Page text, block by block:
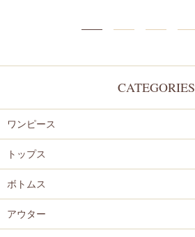
CATEGORIES
ワンピース
トップス
ボトムス
アウター